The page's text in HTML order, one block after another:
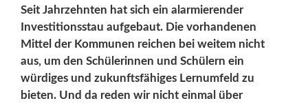
Seit Jahrzehnten hat sich ein alarmierender
Investitionsstau aufgebaut. Die vorhandenen
Mittel der Kommunen reichen bei weitem nicht
aus, um den Schülerinnen und Schülern ein
würdiges und zukunftsfähiges Lernumfeld zu
bieten. Und da reden wir nicht einmal über